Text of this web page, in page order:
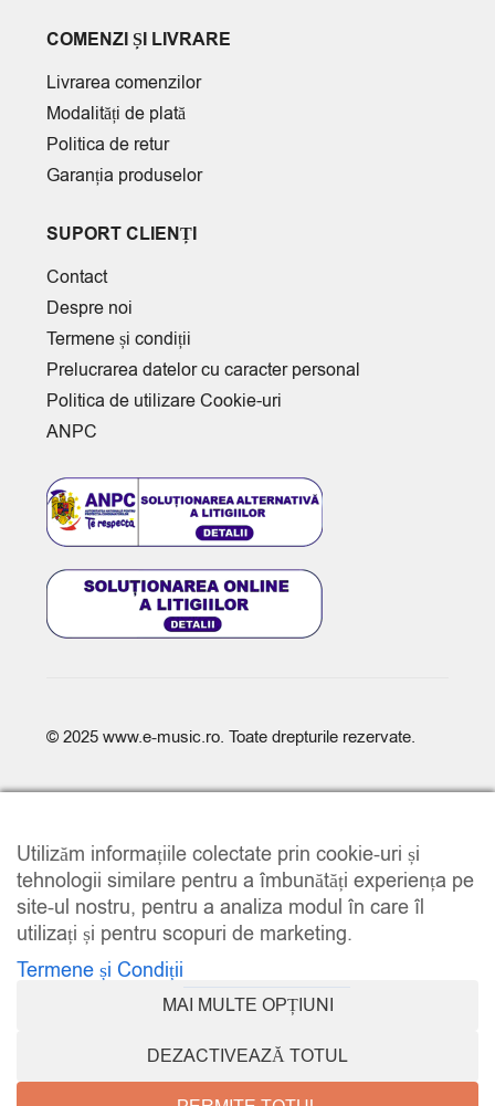
COMENZI ȘI LIVRARE
Livrarea comenzilor
Modalități de plată
Politica de retur
Garanția produselor
SUPORT CLIENȚI
Contact
Despre noi
Termene și condiții
Prelucrarea datelor cu caracter personal
Politica de utilizare Cookie-uri
ANPC
© 2025 www.e-music.ro. Toate drepturile rezervate.
Utilizăm informațiile colectate prin cookie-uri și
tehnologii similare pentru a îmbunătăți experiența pe
site-ul nostru, pentru a analiza modul în care îl
utilizați și pentru scopuri de marketing.
Termene și Condiții
MAI MULTE OPȚIUNI
DEZACTIVEAZĂ TOTUL
COMPARE (0)
COMPARE
REMOVE ALL PRODUCTS